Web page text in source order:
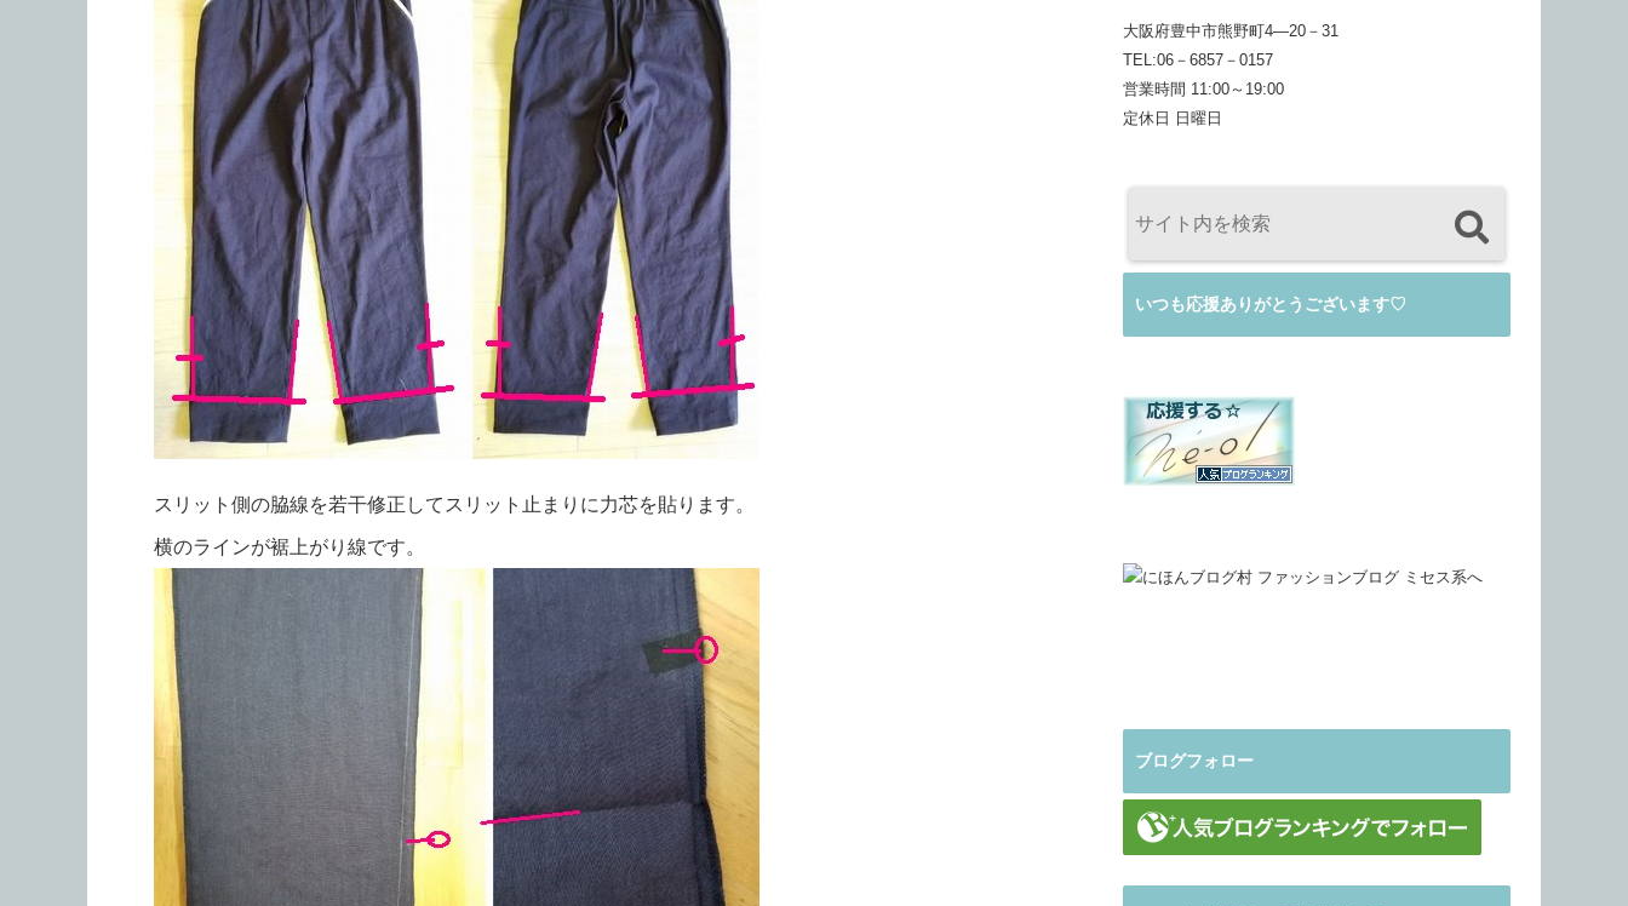
スリット側の脇線を若干修正してスリット止まりに力芯を貼ります。
横のラインが裾上がり線です。
大阪府豊中市熊野町4―20－31
TEL:06－6857－0157
営業時間 11:00～19:00
定休日 日曜日
いつも応援ありがとうございます♡
ブログフォロー